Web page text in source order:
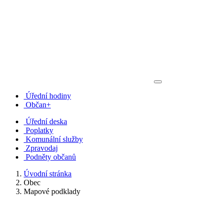
Úřední hodiny
Občan+
Úřední deska
Poplatky
Komunální služby
Zpravodaj
Podněty občanů
Úvodní stránka
Obec
Mapové podklady